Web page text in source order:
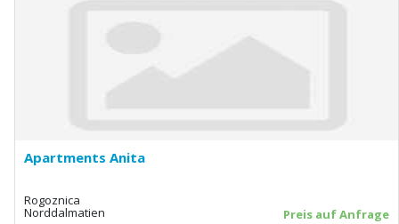
Apartments Anita
Rogoznica
Norddalmatien Preis auf Anfrage